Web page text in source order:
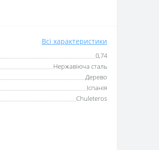
Всі характеристики
0,74
Нержавіюча сталь
Дерево
Іспанія
Chuleteros